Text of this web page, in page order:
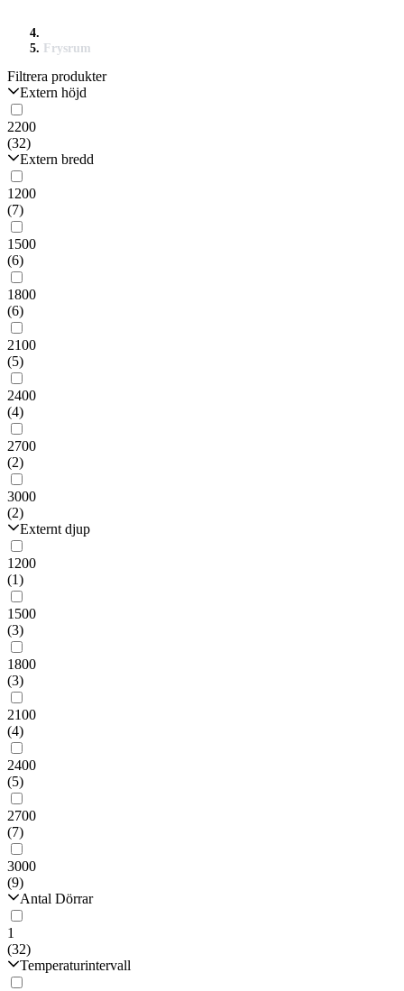
Frysrum
Filtrera produkter
Extern höjd
2200
(32)
Extern bredd
1200
(7)
1500
(6)
1800
(6)
2100
(5)
2400
(4)
2700
(2)
3000
(2)
Externt djup
1200
(1)
1500
(3)
1800
(3)
2100
(4)
2400
(5)
2700
(7)
3000
(9)
Antal Dörrar
1
(32)
Temperaturintervall